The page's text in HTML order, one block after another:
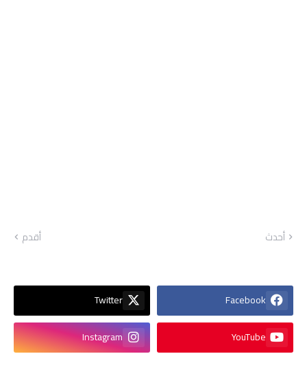
أحدث أقدم
Facebook
Twitter
YouTube
Instagram